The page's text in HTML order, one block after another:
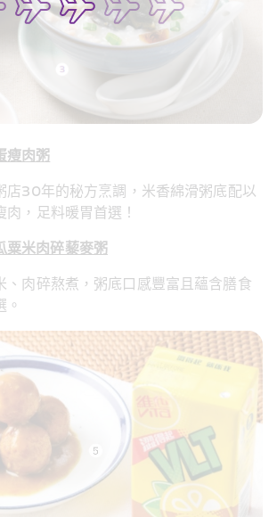
瘦肉粥
店30年的秘方烹調，米香綿滑粥底配以
，足料暖胃首選！
粟米肉碎藜麥粥
、肉碎熬煮，粥底口感豐富且蘊含膳食